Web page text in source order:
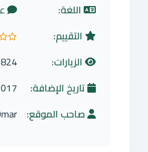
اللغة:
التقييم:
0.0 من 5 نجوم
الزيارات:
824 زيارة
تاريخ الإضافة:
صاحب الموقع: